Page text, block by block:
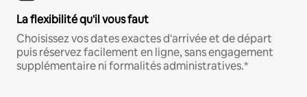
La flexibilité qu'il vous faut
Choisissez vos dates exactes d'arrivée et de départ
puis réservez facilement en ligne, sans engagement
supplémentaire ni formalités administratives.*